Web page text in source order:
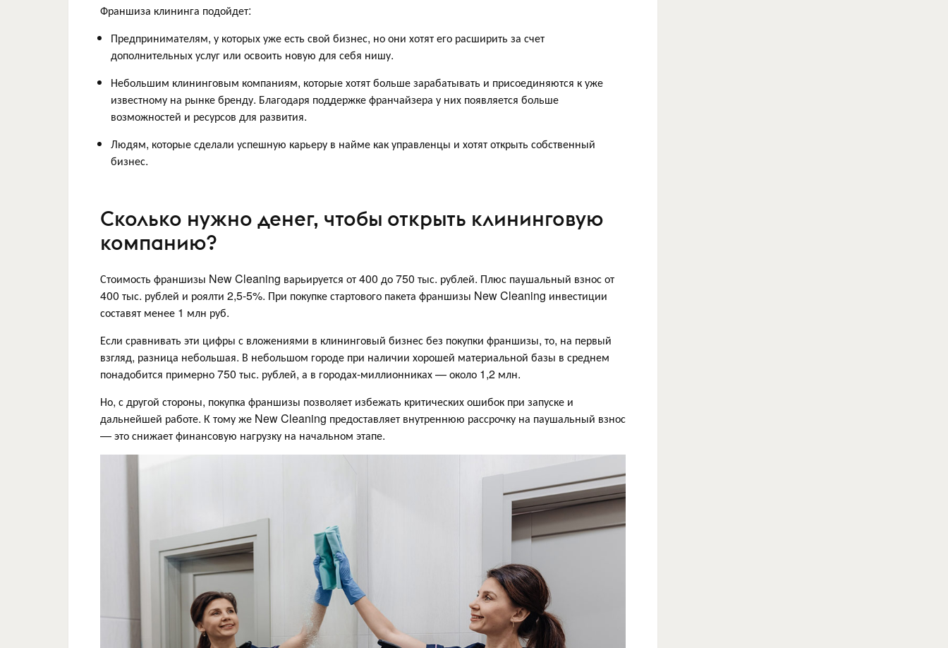
Франшиза клининга подойдет:
Предпринимателям, у которых уже есть свой бизнес, но они хотят его расширить за счет
дополнительных услуг или освоить новую для себя нишу.
Небольшим клининговым компаниям, которые хотят больше зарабатывать и присоединяются к уже
известному на рынке бренду. Благодаря поддержке франчайзера у них появляется больше
возможностей и ресурсов для развития.
Людям, которые сделали успешную карьеру в найме как управленцы и хотят открыть собственный
бизнес.
Сколько нужно денег, чтобы открыть клининговую
компанию?
Стоимость франшизы New Cleaning варьируется от 400 до 750 тыс. рублей. Плюс паушальный взнос от
400 тыс. рублей и роялти 2,5-5%. При покупке стартового пакета франшизы New Cleaning инвестиции
составят менее 1 млн руб.
Если сравнивать эти цифры с вложениями в клининговый бизнес без покупки франшизы, то, на первый
взгляд, разница небольшая. В небольшом городе при наличии хорошей материальной базы в среднем
понадобится примерно 750 тыс. рублей, а в городах-миллионниках — около 1,2 млн.
Но, с другой стороны, покупка франшизы позволяет избежать критических ошибок при запуске и
дальнейшей работе. К тому же New Cleaning предоставляет внутреннюю рассрочку на паушальный взнос
— это снижает финансовую нагрузку на начальном этапе.